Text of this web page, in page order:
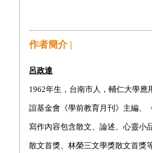
作者簡介 |
呂政達
1962年生，台南市人， 輔仁大學應
誼基金會《學前教育月刊》主編、
寫作內容包含散文、論述、心靈小
散文首獎、林榮三文學獎散文首獎